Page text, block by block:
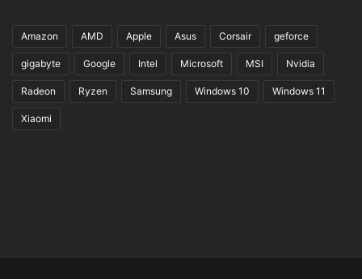
Amazon AMD Apple Asus Corsair geforce
gigabyte Google Intel Microsoft MSI Nvidia
Radeon Ryzen Samsung Windows 10 Windows 11
Xiaomi